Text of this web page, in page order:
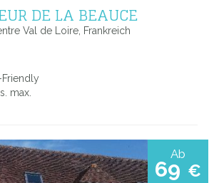
DE LA BEAUCE
Val de Loire, Frankreich
max.
Ab
69 €